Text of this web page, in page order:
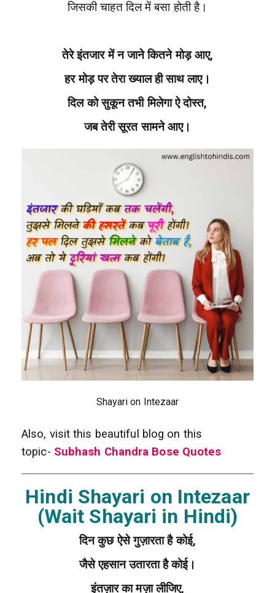
जिसकी चाहत दिल में बसा होती है।
तेरे इंतजार में न जाने कितने मोड़ आए,
हर मोड़ पर तेरा ख्याल ही साथ लाए।
दिल को सुकून तभी मिलेगा ऐ दोस्त,
जब तेरी सूरत सामने आए।
Shayari on Intezaar
Also, visit this beautiful blog on this
topic- Subhash Chandra Bose Quotes
Hindi Shayari on Intezaar
(Wait Shayari in Hindi)
दिन कुछ ऐसे गुज़ारता है कोई,
जैसे एहसान उतारता है कोई।
इंतज़ार का मज़ा लीजिए,